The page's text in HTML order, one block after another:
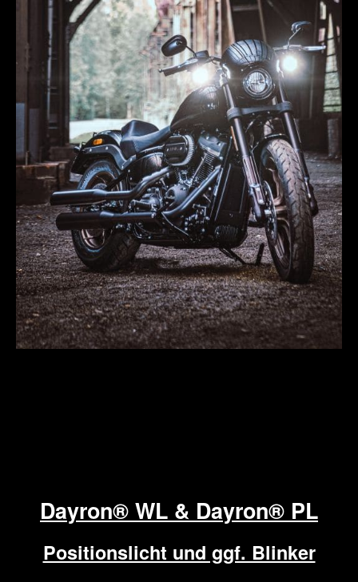
Dayron® WL & Dayron® PL
Positionslicht und ggf. Blinker